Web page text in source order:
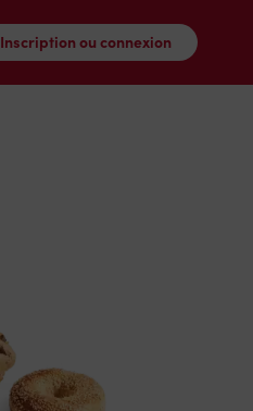
Inscription ou connexion